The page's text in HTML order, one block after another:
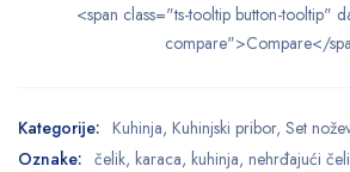
<span class="ts-tooltip button-tooltip"
compare">Compare</
Kategorije: Kuhinja, Kuhinjski pribor, Set
Oznake: čelik, karaca, kuhinja, nehrđajući